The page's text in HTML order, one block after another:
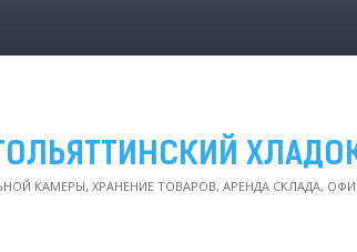
КАМЕРЫ, ХРАНЕНИЕ ТОВАРОВ, АРЕНДА СКЛАДА,